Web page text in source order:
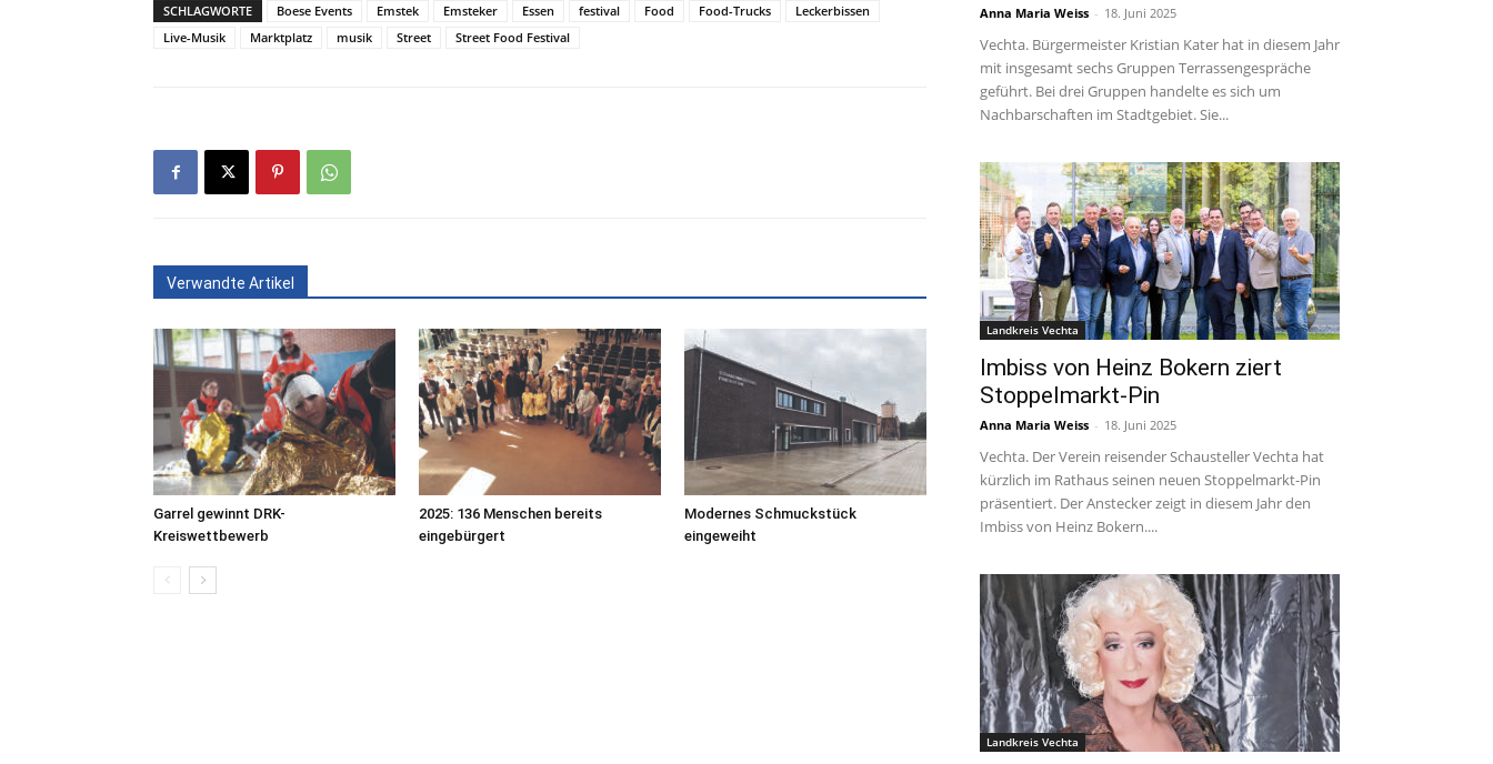
SCHLAGWORTE Boese Events Emstek Emsteker Essen festival Food Food-Trucks
Leckerbissen
Live-Musik
Marktplatz musik Street Street Food Festival
Verwandte Artikel
Garrel gewinnt DRK-
Kreiswettbewerb
2025: 136 Menschen bereits
eingebürgert
Modernes Schmuckstück
eingeweiht
Anna Maria Weiss - 18. Juni 2025
Vechta. Bürgermeister Kristian Kater hat in diesem Jahr
mit insgesamt sechs Gruppen Terrassengespräche
geführt. Bei drei Gruppen handelte es sich um
Nachbarschaften im Stadtgebiet. Sie...
Landkreis Vechta
Imbiss von Heinz Bokern ziert
Stoppelmarkt-Pin
Anna Maria Weiss - 18. Juni 2025
Vechta. Der Verein reisender Schausteller Vechta hat
kürzlich im Rathaus seinen neuen Stoppelmarkt-Pin
präsentiert. Der Anstecker zeigt in diesem Jahr den
Imbiss von Heinz Bokern....
Landkreis Vechta